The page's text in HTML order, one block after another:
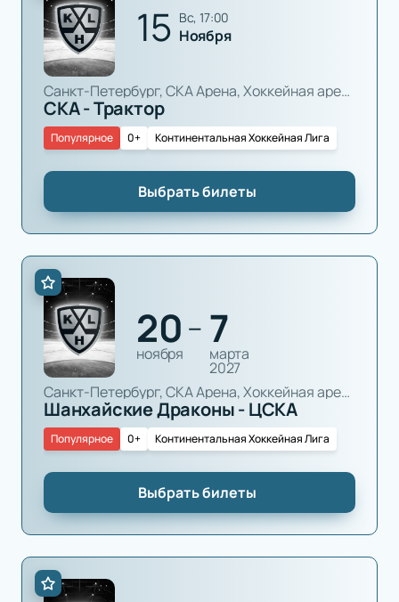
15 вс, 17:00
Ноября
Санкт-Петербург, СКА Арена, Хоккейная арена
СКА - Трактор
0+ Континентальная Хоккейная Лига
Популярное
Выбрать билеты
20
ноября
— 7
марта
2027
Санкт-Петербург, СКА Арена, Хоккейная арена
Шанхайские Драконы - ЦСКА
0+ Континентальная Хоккейная Лига
Популярное
Выбрать билеты